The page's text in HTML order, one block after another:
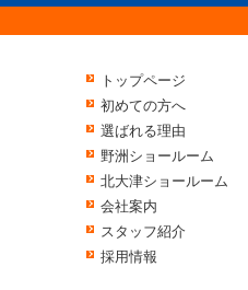
トップページ
初めての方へ
選ばれる理由
野洲ショールーム
北大津ショールーム
会社案内
スタッフ紹介
採用情報